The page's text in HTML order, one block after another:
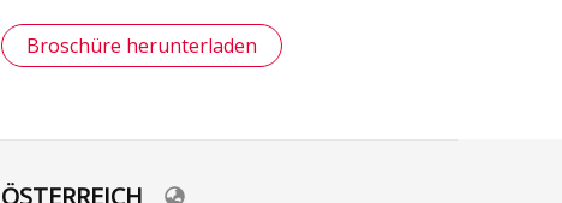
Broschüre herunterladen
Select
ÖSTERREICH